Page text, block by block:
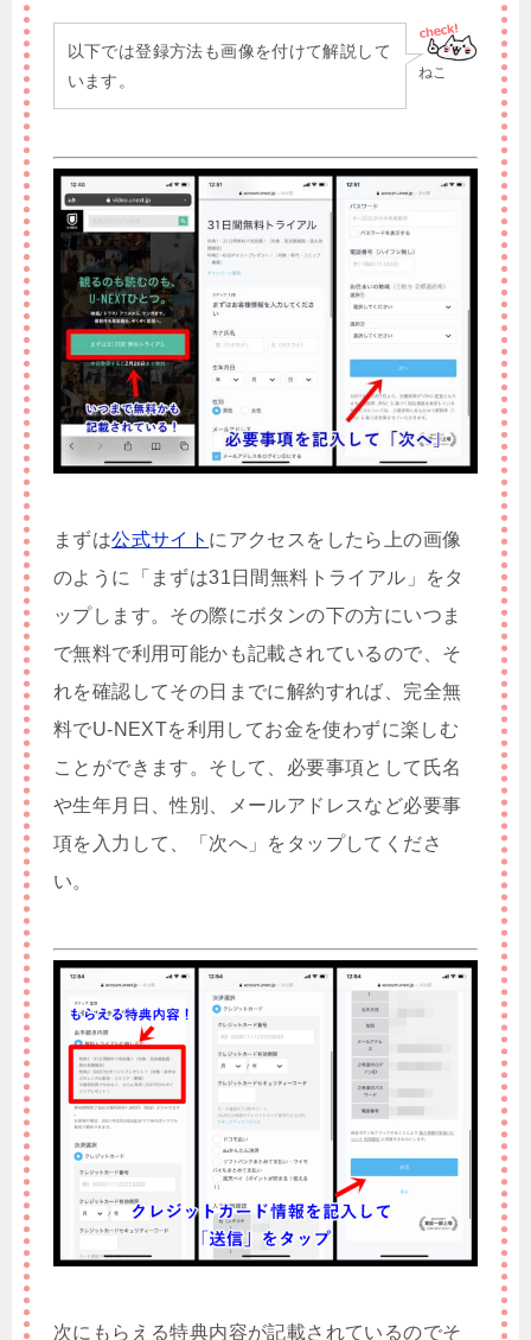
ねこ
以下では登録方法も画像を付けて解説して
います。
まずは公式サイト にアクセスをしたら上の画像
のように「まずは31日間無料トライアル」をタ
ップします。その際にボタンの下の方にいつま
で無料で利用可能かも記載されているので、そ
れを確認してその日までに解約すれば、完全無
料でU-NEXTを利用してお金を使わずに楽しむ
ことができます。そして、必要事項として氏名
や生年月日、性別、メールアドレスなど必要事
項を入力して、「次へ」をタップしてくださ
い。
次にもらえる特典内容が記載されているのでそ